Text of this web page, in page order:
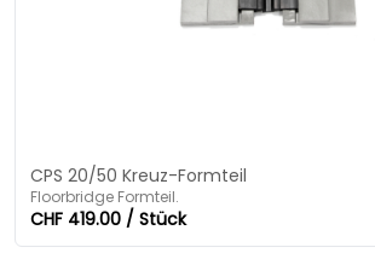
CPS 20/50 Kreuz-Formteil
Floorbridge Formteil.
CHF 419.00 / Stück